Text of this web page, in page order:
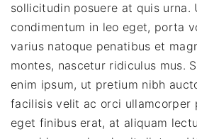
sollicitudin posuere at quis urna.
condimentum in leo eget, porta
varius natoque penatibus et
montes, nascetur ridiculus mus.
enim ipsum, ut pretium nibh
facilisis velit ac orci ullamcorper
eget finibus erat, at aliquam